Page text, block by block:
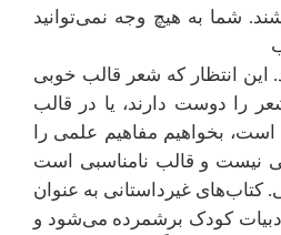
شما به هیچ وجه نمی‌توانید
این انتظار که شعر قالب خوبی
را دوست دارند، یا در قالب
بخواهیم مفاهیم علمی را
نیست و قالب نامناسبی است
کتاب‌های غیرداستانی به عنوان
کودک برشمرده می‌شود و